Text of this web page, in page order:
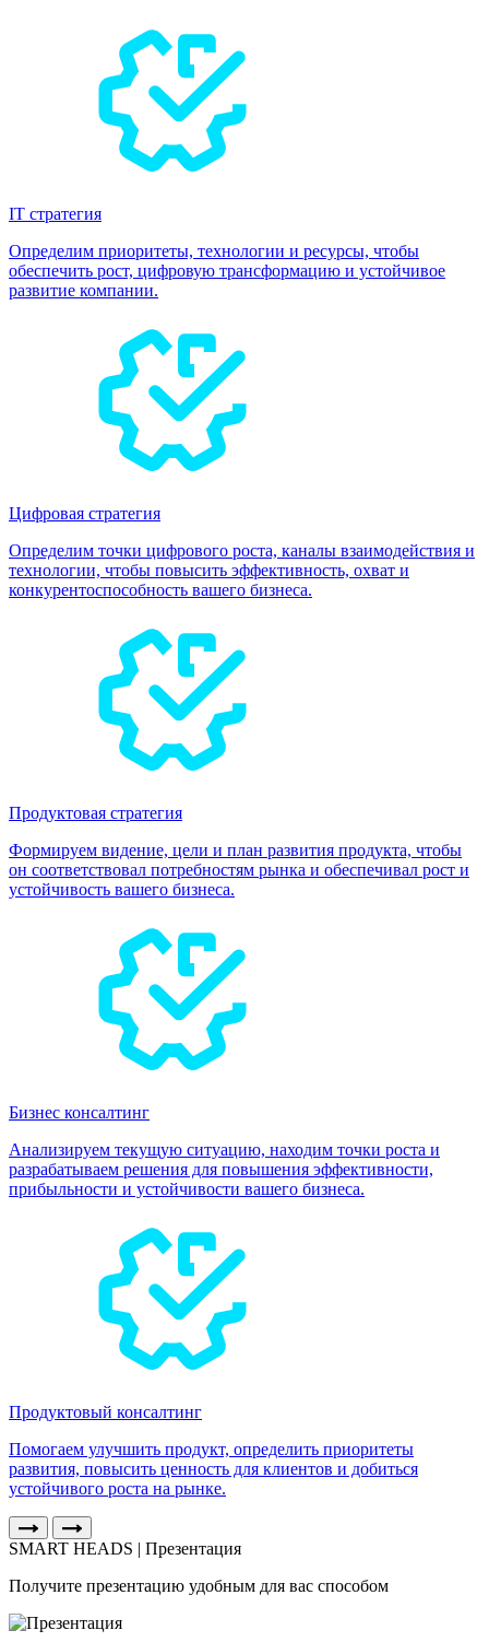
IT стратегия
Определим приоритеты, технологии и ресурсы, чтобы
обеспечить рост, цифровую трансформацию и устойчивое
развитие компании.
Цифровая стратегия
Определим точки цифрового роста, каналы взаимодействия и
технологии, чтобы повысить эффективность, охват и
конкурентоспособность вашего бизнеса.
Продуктовая стратегия
Формируем видение, цели и план развития продукта, чтобы
он соответствовал потребностям рынка и обеспечивал рост и
устойчивость вашего бизнеса.
Бизнес консалтинг
Анализируем текущую ситуацию, находим точки роста и
разрабатываем решения для повышения эффективности,
прибыльности и устойчивости вашего бизнеса.
Продуктовый консалтинг
Помогаем улучшить продукт, определить приоритеты
развития, повысить ценность для клиентов и добиться
устойчивого роста на рынке.
SMART HEADS | Презентация
Получите презентацию удобным для вас способом